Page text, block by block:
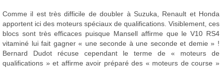
Comme il est très difficile de doubler à Suzuka, Renault et Honda
apportent ici des moteurs spéciaux de qualifications. Visiblement, ces
blocs sont très efficaces puisque Mansell affirme que le V10 RS4
vitaminé lui fait gagner « une seconde à une seconde et demie » !
Bernard Dudot récuse cependant le terme de « moteurs de
qualifications » et affirme avoir préparé des « moteurs de course »